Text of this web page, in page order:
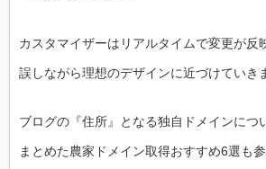
カスタマイザーはリアルタイムで変更が反
誤しながら理想のデザインに近づけていき
ブログの『住所』となる独自ドメインにつ
まとめた農家ドメイン取得おすすめ6選も